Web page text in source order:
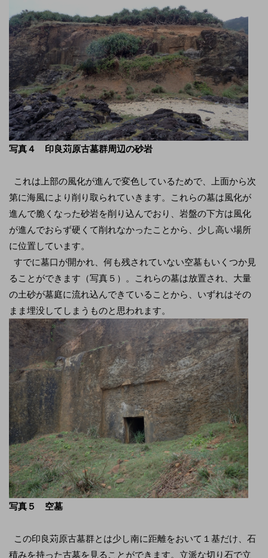
写真４ 印良苅原古墓群周辺の砂岩
これは上部の風化が進んで変色しているためで、上面から次
第に海風により削り取られていきます。これらの墓は風化が
進んで脆くなった砂岩を削り込んでおり、岩盤の下方は風化
が進んでおらず硬くて削れなかったことから、少し高い場所
に位置しています。
すでに墓口が開かれ、何も残されていない空墓もいくつか見
ることができます（写真５）。これらの墓は放置され、大量
の土砂が墓庭に流れ込んできていることから、いずれはその
まま埋没してしまうものと思われます。
写真５ 空墓
この印良苅原古墓群とは少し南に距離をおいて１基だけ、石
積みを持った古墓を見ることができます。立派な切り石で立